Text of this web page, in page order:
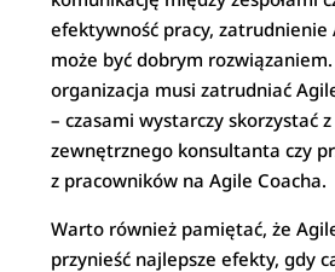
efektywność pracy, zatrudnienie
może być dobrym
organizacja musi zatrudniać
– czasami wystarczy skorzystać z
zewnętrznego konsultanta czy
z pracowników na Agile Coacha.
Warto również pamiętać, że
przynieść najlepsze efekty, gdy